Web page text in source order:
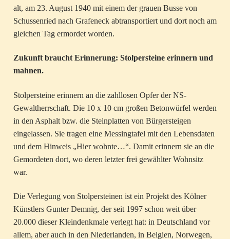
alt, am 23. August 1940 mit einem der grauen Busse von
Schussenried nach Grafeneck abtransportiert und dort noch am
gleichen Tag ermordet worden.
Zukunft braucht Erinnerung: Stolpersteine erinnern und
mahnen.
Stolpersteine erinnern an die zahllosen Opfer der NS-
Gewaltherrschaft. Die 10 x 10 cm großen Betonwürfel werden
in den Asphalt bzw. die Steinplatten von Bürgersteigen
eingelassen. Sie tragen eine Messingtafel mit den Lebensdaten
und dem Hinweis „Hier wohnte…“. Damit erinnern sie an die
Gemordeten dort, wo deren letzter frei gewählter Wohnsitz
war.
Die Verlegung von Stolpersteinen ist ein Projekt des Kölner
Künstlers Gunter Demnig, der seit 1997 schon weit über
20.000 dieser Kleindenkmale verlegt hat: in Deutschland vor
allem, aber auch in den Niederlanden, in Belgien, Norwegen,